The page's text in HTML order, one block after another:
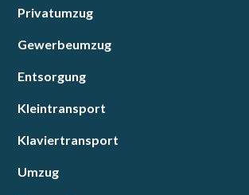
Privatumzug
Gewerbeumzug
Entsorgung
Kleintransport
Klaviertransport
Umzug